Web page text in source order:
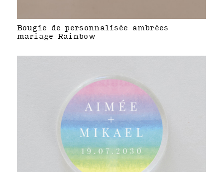
Bougie de personnalisée ambrées
mariage Rainbow